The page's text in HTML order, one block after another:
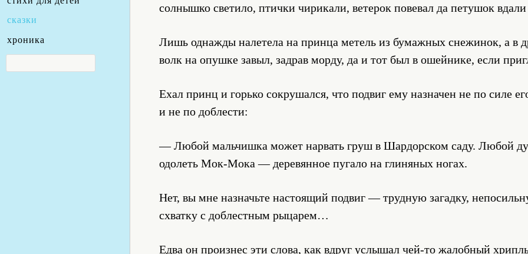
сказки
хроника
солнышко светило, птички чирикали, ветерок повевал да петушок вдали
Лишь однажды налетела на принца метель из бумажных снежинок, а в
волк на опушке завыл, задрав морду, да и тот был в ошейнике, если
Ехал принц и горько сокрушался, что подвиг ему назначен не по силе
и не по доблести:
— Любой мальчишка может нарвать груш в Шардорском саду. Любой
одолеть Мок-Мока — деревянное пугало на глиняных ногах.
Нет, вы мне назначьте настоящий подвиг — трудную загадку,
схватку с доблестным рыцарем…
Едва он произнес эти слова, как вдруг услышал чей-то жалобный